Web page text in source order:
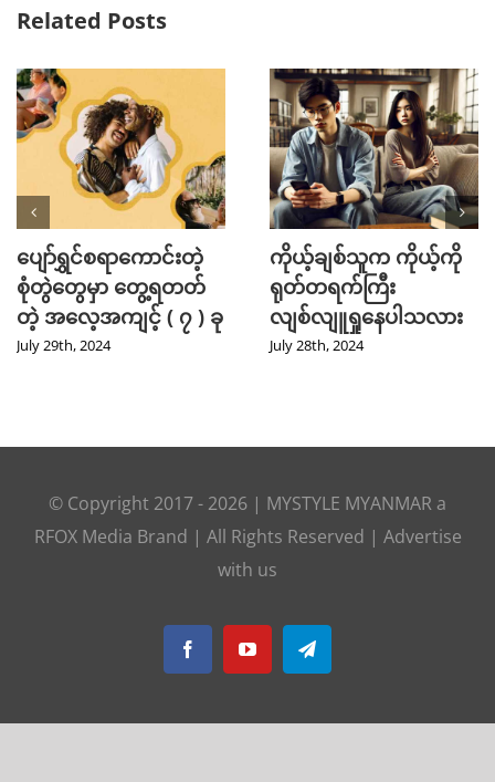
Related Posts
ပျော်ရွှင်စရာကောင်းတဲ့
စုံတွဲတွေမှာ တွေ့ရတတ်
တဲ့ အလေ့အကျင့် ( ၇ ) ခု
July 29th, 2024
ကိုယ့်ချစ်သူက ကိုယ့်ကို
ရုတ်တရက်ကြီး
လျစ်လျူရှုနေပါသလား
July 28th, 2024
© Copyright 2017 - 2026 | MYSTYLE MYANMAR a
RFOX Media Brand | All Rights Reserved | Advertise
with us
FacebookYouTubeTelegram